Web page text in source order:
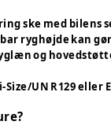
ske med
ryghøjde kan
og
UN R129 eller